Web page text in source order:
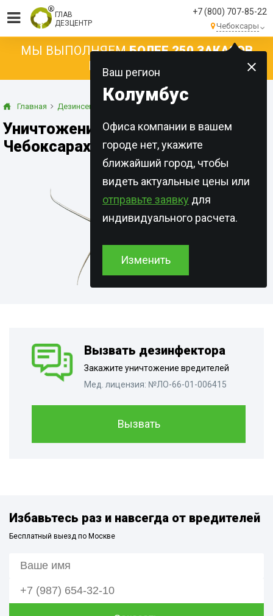
ГЛАВ
ДЕЗЦЕНТР
+7 (800) 707-85-22
Чебоксары
Ваш регион
Колумбус
Офиса компании в вашем
городе нет, укажите
ближайший город, чтобы
видеть актуальные цены или
отправьте заявку для
индивидуального расчета.
Изменить
МЫ ВЫПОЛНЯЕМБОЛЕЕ 250 ЗАКАЗОВ
КАЖДЫЙ ДЕНЬ!
Главная Дезинсекция Чешуйницы
Уничтожение чешуйниц в
Чебоксарах
Вызвать дезинфектора
Закажите уничтожение вредителей
Мед. лицензия: №ЛО-66-01-006415
Вызвать
Избавьтесь раз и навсегда от вредителей
Бесплатный выезд по Москве